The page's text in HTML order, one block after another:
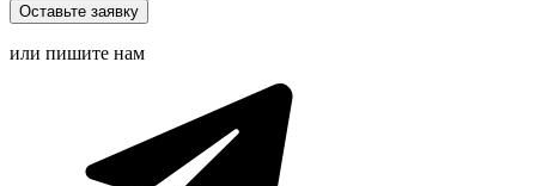
Оставьте заявку
или пишите нам